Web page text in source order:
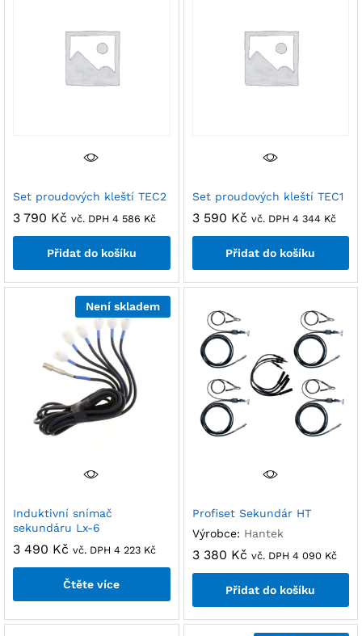
Set proudových kleští TEC2
3 790 Kč vč. DPH 4 586 Kč
Přidat do košíku
Set proudových kleští TEC1
3 590 Kč vč. DPH 4 344 Kč
Přidat do košíku
Není skladem
Induktivní snímač
sekundáru Lx-6
3 490 Kč vč. DPH 4 223 Kč
Čtěte více
Profiset Sekundár HT
Výrobce: Hantek
3 380 Kč vč. DPH 4 090 Kč
Přidat do košíku